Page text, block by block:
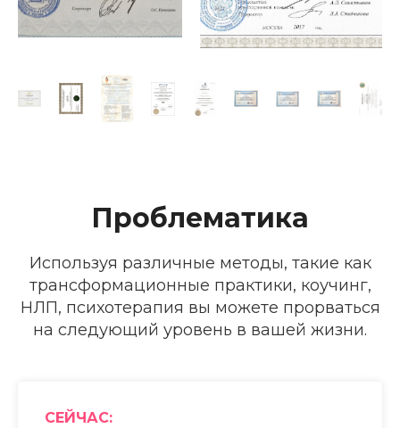
Проблематика
Используя различные методы, такие как
трансформационные практики, коучинг,
НЛП, психотерапия вы можете прорваться
на следующий уровень в вашей жизни.
СЕЙЧАС: